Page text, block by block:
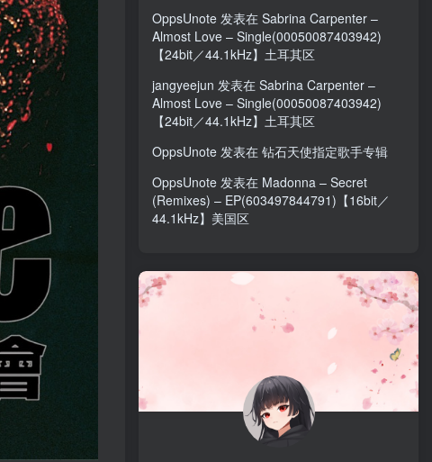
OppsUnote 发表在 Sabrina Carpenter –
Almost Love – Single(00050087403942)
【24bit／44.1kHz】土耳其区
jangyeejun 发表在 Sabrina Carpenter –
Almost Love – Single(00050087403942)
【24bit／44.1kHz】土耳其区
OppsUnote 发表在 钻石天使指定歌手专辑
OppsUnote 发表在 Madonna – Secret
(Remixes) – EP(603497844791)【16bit／
44.1kHz】美国区